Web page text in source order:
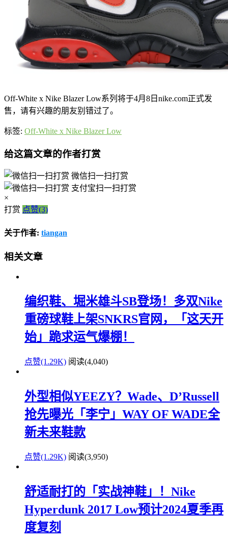
Off-White x Nike Blazer Low系列将于4月8日nike.com正式发
售，请有兴趣的朋友别错过了。
标签: Off-White x Nike Blazer Low
给这篇文章的作者打赏
微信扫一扫打赏
支付宝扫一扫打赏
×
打赏 点赞(3)
关于作者: tiangan
相关文章
编织鞋、堀米雄斗SB登场！多双Nike
重磅球鞋上架SNKRS官网，「这天开
始」跪求运气爆棚！
点赞(1.29K) 阅读(4,040)
外型相似YEEZY？Wade、D’Russell
抢先曝光「李宁」WAY OF WADE全
新未来鞋款
点赞(1.29K) 阅读(3,950)
舒适耐打的「实战神鞋」！Nike
Hyperdunk 2017 Low预计2024夏季再
度复刻